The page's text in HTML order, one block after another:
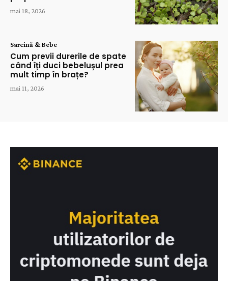
mai 18, 2026
Sarcină & Bebe
Cum previi durerile de spate
când îți duci bebelușul prea
mult timp în brațe?
mai 11, 2026